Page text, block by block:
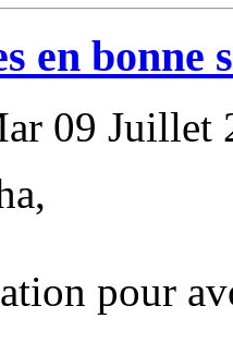
en bonne
09 Juillet
pour